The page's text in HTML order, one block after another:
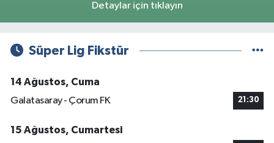
Detaylar için tıklayın
Süper Lig Fikstür
14 Ağustos, Cuma
Galatasaray - Çorum FK
21:30
15 Ağustos, Cumartesi